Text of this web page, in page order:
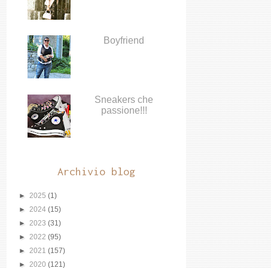
Boyfriend
Sneakers che
passione!!!
Archivio blog
► 2025 (1)
► 2024 (15)
► 2023 (31)
► 2022 (95)
► 2021 (157)
► 2020 (121)